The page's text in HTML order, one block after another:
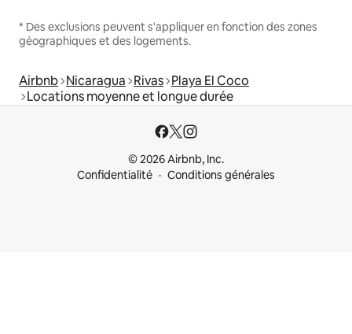
* Des exclusions peuvent s'appliquer en fonction des zones
géographiques et des logements.
Airbnb Nicaragua Rivas Playa El Coco
Locations moyenne et longue durée
© 2026 Airbnb, Inc.
Confidentialité
Conditions générales